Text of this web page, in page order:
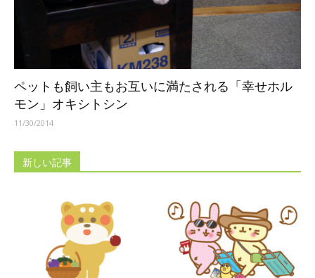
ペットも飼い主もお互いに満たされる「幸せホル
モン」オキシトシン
11/30/2014
新しい記事